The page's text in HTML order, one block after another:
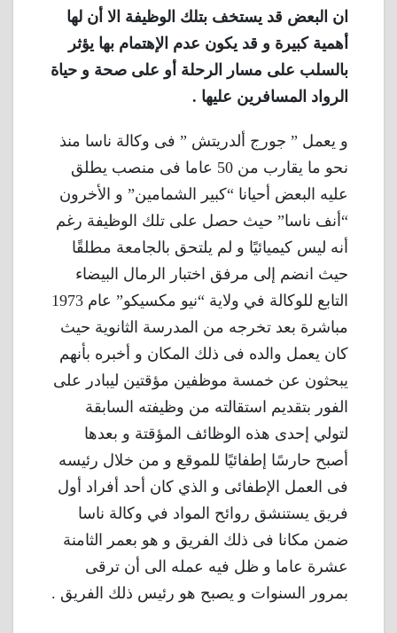
ان البعض قد يستخف بتلك الوظيفة الا أن لها
أهمية كبيرة و قد يكون عدم الإهتمام بها يؤثر
بالسلب على مسار الرحلة أو على صحة و حياة
الرواد المسافرين عليها .
و يعمل ” جورج ألدريتش ” فى وكالة ناسا منذ
نحو ما يقارب من 50 عاما فى منصب يطلق
عليه البعض أحيانا “كبير الشمامين” و الأخرون
“أنف ناسا” حيث حصل على تلك الوظيفة رغم
أنه ليس كيميائيًا و لم يلتحق بالجامعة مطلقًا
حيث انضم إلى مرفق اختبار الرمال البيضاء
التابع للوكالة في ولاية “نيو مكسيكو” عام 1973
مباشرة بعد تخرجه من المدرسة الثانوية حيث
كان يعمل والده فى ذلك المكان و أخبره بأنهم
يبحثون عن خمسة موظفين مؤقتين ليبادر على
الفور بتقديم استقالته من وظيفته السابقة
لتولي إحدى هذه الوظائف المؤقتة و بعدها
أصبح حارسًا إطفائيًا للموقع و من خلال رئيسه
فى العمل الإطفائى و الذي كان أحد أفراد أول
فريق يستنشق روائح المواد في وكالة ناسا
ضمن مكانا فى ذلك الفريق و هو بعمر الثامنة
عشرة عاما و ظل فيه عمله الى أن ترقى
بمرور السنوات و يصبح هو رئيس ذلك الفريق .